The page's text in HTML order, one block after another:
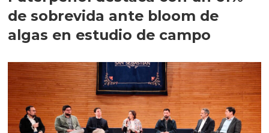
de sobrevida ante bloom de
algas en estudio de campo